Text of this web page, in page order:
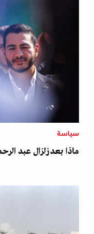
سياسة
ماذا بعد زلزال عبد